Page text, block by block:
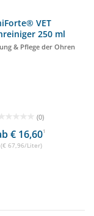
VET
250 ml
& Pflege der Ohren
(0)
€ 16,601
(€ 67,96/Liter)